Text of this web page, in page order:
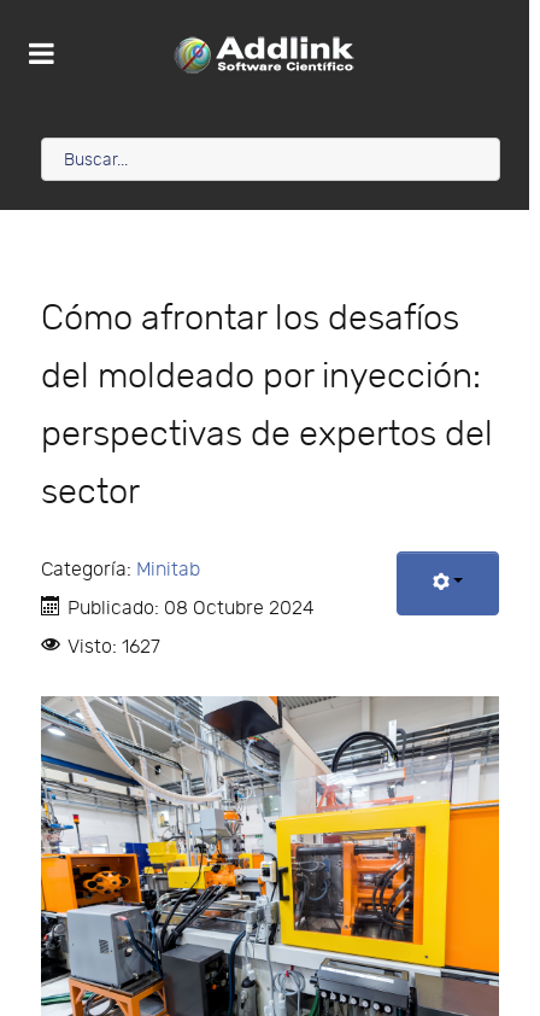
Cómo afrontar los desafíos
del moldeado por inyección:
perspectivas de expertos del
sector
Categoría: Minitab
Publicado: 08 Octubre 2024
Visto: 1627